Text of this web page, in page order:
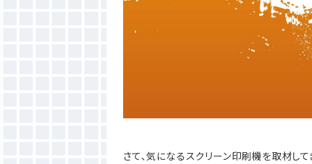
さて、気になるスクリーン印刷機を取材して